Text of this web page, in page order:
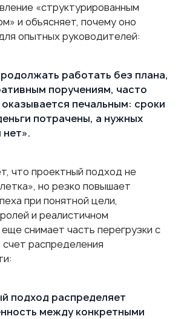
«структурированным
и объясняет, почему оно
опытных руководителей:
работать без плана,
поручениям, часто
оказывается печальным: сроки
потрачены, а нужных
нет».
что проектный подход не
но резко повышает
при понятной цели,
и реалистичном
снимает часть перегрузки с
счет распределения
подход распределяет
между конкретными